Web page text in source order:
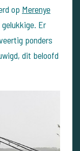
op Merenye
Er
ponders
dit beloofd